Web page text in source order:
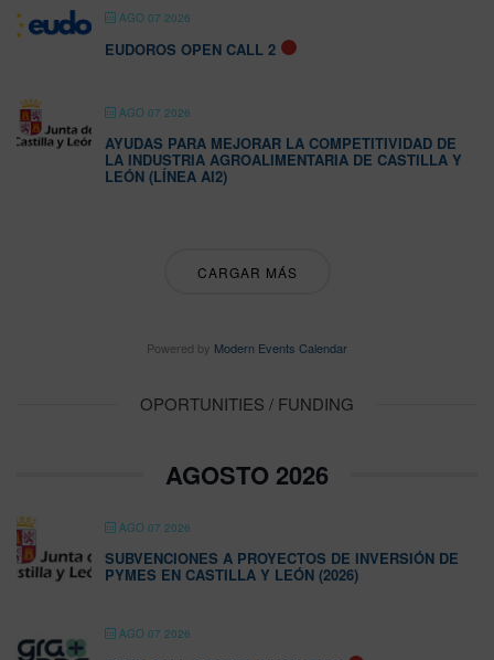
AGO 07 2026
EUDOROS OPEN CALL 2
AGO 07 2026
AYUDAS PARA MEJORAR LA COMPETITIVIDAD DE
LA INDUSTRIA AGROALIMENTARIA DE CASTILLA Y
LEÓN (LÍNEA AI2)
CARGAR MÁS
Powered by Modern Events Calendar
OPORTUNITIES / FUNDING
AGOSTO 2026
AGO 07 2026
SUBVENCIONES A PROYECTOS DE INVERSIÓN DE
PYMES EN CASTILLA Y LEÓN (2026)
AGO 07 2026